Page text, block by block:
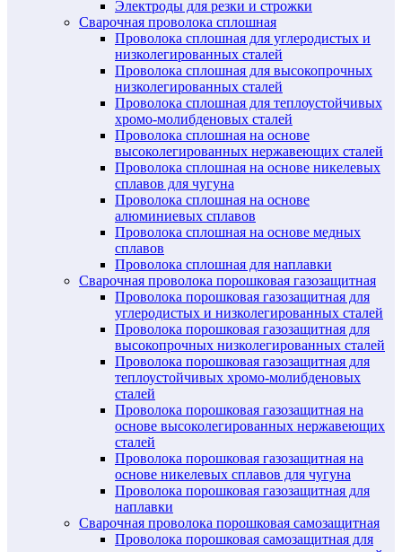
Электроды для резки и строжки
Сварочная проволока сплошная
Проволока сплошная для углеродистых и
низколегированных сталей
Проволока сплошная для высокопрочных
низколегированных сталей
Проволока сплошная для теплоустойчивых
хромо-молибденовых сталей
Проволока сплошная на основе
высоколегированных нержавеющих сталей
Проволока сплошная на основе никелевых
сплавов для чугуна
Проволока сплошная на основе
алюминиевых сплавов
Проволока сплошная на основе медных
сплавов
Проволока сплошная для наплавки
Сварочная проволока порошковая газозащитная
Проволока порошковая газозащитная для
углеродистых и низколегированных сталей
Проволока порошковая газозащитная для
высокопрочных низколегированных сталей
Проволока порошковая газозащитная для
теплоустойчивых хромо-молибденовых
сталей
Проволока порошковая газозащитная на
основе высоколегированных нержавеющих
сталей
Проволока порошковая газозащитная на
основе никелевых сплавов для чугуна
Проволока порошковая газозащитная для
наплавки
Сварочная проволока порошковая самозащитная
Проволока порошковая самозащитная для